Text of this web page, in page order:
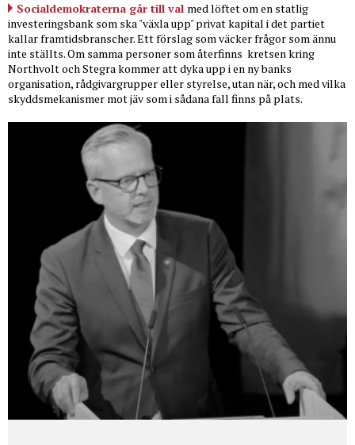
Socialdemokraterna går till val med löftet om en statlig
investeringsbank som ska "växla upp" privat kapital i det partiet
kallar framtidsbranscher. Ett förslag som väcker frågor som ännu
inte ställts. Om samma personer som återfinns kretsen kring
Northvolt och Stegra kommer att dyka upp i en ny banks
organisation, rådgivargrupper eller styrelse, utan när, och med vilka
skyddsmekanismer mot jäv som i sådana fall finns på plats.